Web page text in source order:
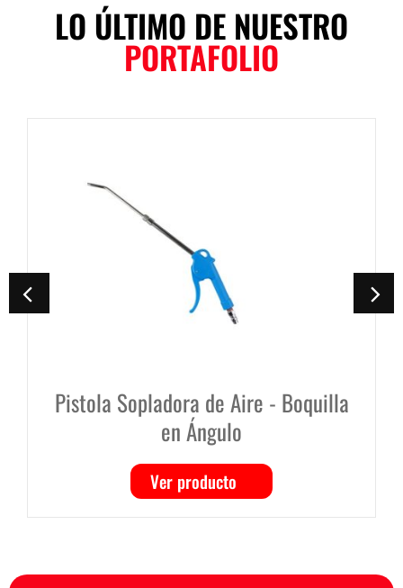
LO ÚLTIMO DE NUESTRO
PORTAFOLIO
Pistola Sopladora de Aire - Boquilla
en Ángulo
Ver producto